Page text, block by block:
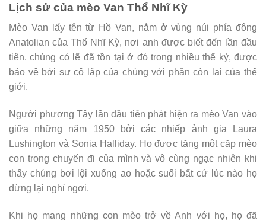
Lịch sử của mèo Van Thổ Nhĩ Kỳ
Mèo Van lấy tên từ Hồ Van, nằm ở vùng núi phía đông
Anatolian của Thổ Nhĩ Kỳ, nơi anh được biết đến lần đầu
tiên. chúng có lẽ đã tồn tại ở đó trong nhiều thế kỷ, được
bảo vệ bởi sự cô lập của chúng với phần còn lại của thế
giới.
Người phương Tây lần đầu tiên phát hiện ra mèo Van vào
giữa những năm 1950 bởi các nhiếp ảnh gia Laura
Lushington và Sonia Halliday. Họ được tặng một cặp mèo
con trong chuyến đi của mình và vô cùng ngạc nhiên khi
thấy chúng bơi lội xuống ao hoặc suối bất cứ lúc nào họ
dừng lại nghỉ ngơi.
Khi họ mang những con mèo trở về Anh với họ, họ đã